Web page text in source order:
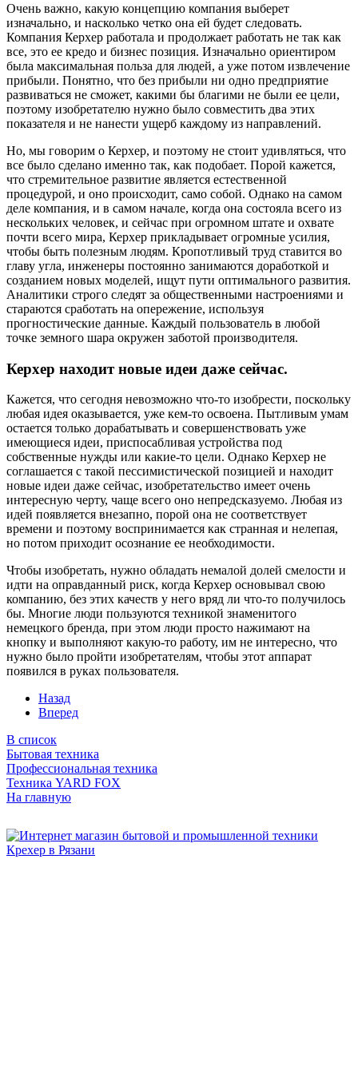
Очень важно, какую концепцию компания выберет
изначально, и насколько четко она ей будет следовать.
Компания Керхер работала и продолжает работать не так как
все, это ее кредо и бизнес позиция. Изначально ориентиром
была максимальная польза для людей, а уже потом извлечение
прибыли. Понятно, что без прибыли ни одно предприятие
развиваться не сможет, какими бы благими не были ее цели,
поэтому изобретателю нужно было совместить два этих
показателя и не нанести ущерб каждому из направлений.
Но, мы говорим о Керхер, и поэтому не стоит удивляться, что
все было сделано именно так, как подобает. Порой кажется,
что стремительное развитие является естественной
процедурой, и оно происходит, само собой. Однако на самом
деле компания, и в самом начале, когда она состояла всего из
нескольких человек, и сейчас при огромном штате и охвате
почти всего мира, Керхер прикладывает огромные усилия,
чтобы быть полезным людям. Кропотливый труд ставится во
главу угла, инженеры постоянно занимаются доработкой и
созданием новых моделей, ищут пути оптимального развития.
Аналитики строго следят за общественными настроениями и
стараются сработать на опережение, используя
прогностические данные. Каждый пользователь в любой
точке земного шара окружен заботой производителя.
Керхер находит новые идеи даже сейчас.
Кажется, что сегодня невозможно что-то изобрести, поскольку
любая идея оказывается, уже кем-то освоена. Пытливым умам
остается только дорабатывать и совершенствовать уже
имеющиеся идеи, приспосабливая устройства под
собственные нужды или какие-то цели. Однако Керхер не
соглашается с такой пессимистической позицией и находит
новые идеи даже сейчас, изобретательство имеет очень
интересную черту, чаще всего оно непредсказуемо. Любая из
идей появляется внезапно, порой она не соответствует
времени и поэтому воспринимается как странная и нелепая,
но потом приходит осознание ее необходимости.
Чтобы изобретать, нужно обладать немалой долей смелости и
идти на оправданный риск, когда Керхер основывал свою
компанию, без этих качеств у него вряд ли что-то получилось
бы. Многие люди пользуются техникой знаменитого
немецкого бренда, при этом люди просто нажимают на
кнопку и выполняют какую-то работу, им не интересно, что
нужно было пройти изобретателям, чтобы этот аппарат
появился в руках пользователя.
Назад
Вперед
В список
Бытовая техника
Профессиональная техника
Техника YARD FOX
На главную